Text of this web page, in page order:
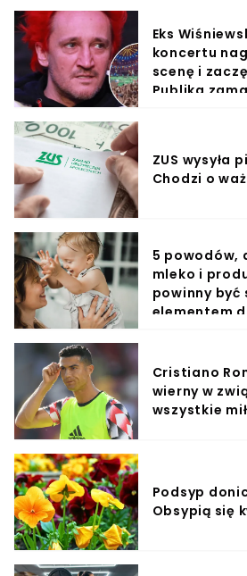
Eks
koncertu
scenę i
Publika
ZUS wysyła
Chodzi o
5 powodów,
mleko i
powinny być
elementem
Cristiano
wierny w
wszystkie
Podsyp
Obsypią się